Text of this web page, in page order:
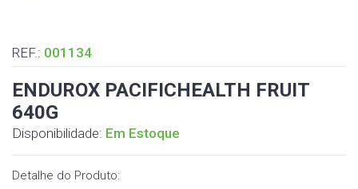
REF.: 001134
ENDUROX PACIFICHEALTH FRUIT
640G
Disponibilidade: Em Estoque
Detalhe do Produto: